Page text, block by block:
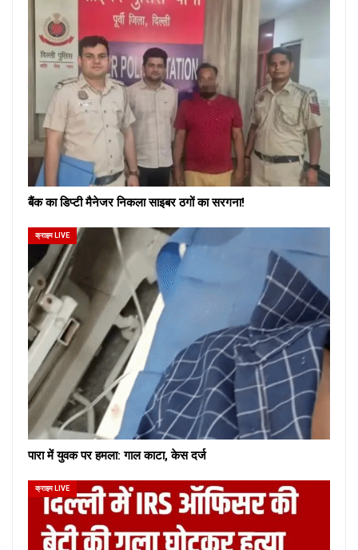
बैंक का डिप्टी मैनेजर निकला साइबर ठगों का सरगना!
क्राइम LIVE
पारा में युवक पर हमला: गाल काटा, केस दर्ज
क्राइम LIVE